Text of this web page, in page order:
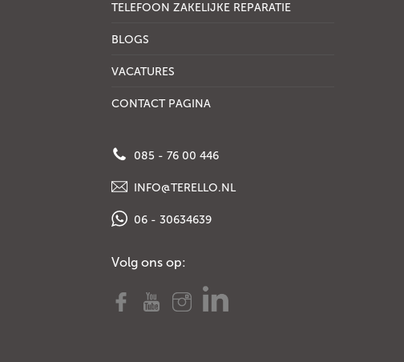
TELEFOON ZAKELIJKE REPARATIE
BLOGS
VACATURES
CONTACT PAGINA
085 - 76 00 446
INFO@TERELLO.NL
06 - 30634639
Volg ons op: